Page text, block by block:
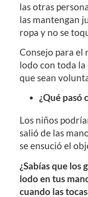
las otras
las mantengan
ropa y no se
Consejo para el
lodo con toda la
que sean
¿Qué pasó
Los niños
salió de las
se ensució el
¿Sabías que los
lodo en tus
cuando las